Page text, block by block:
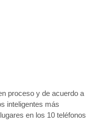
proceso y de acuerdo a
inteligentes más
en los 10 teléfonos